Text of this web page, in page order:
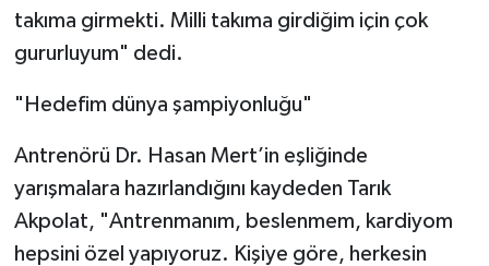
takıma girmekti. Milli takıma girdiğim için çok
gururluyum" dedi.
"Hedefim dünya şampiyonluğu"
Antrenörü Dr. Hasan Mert’in eşliğinde
yarışmalara hazırlandığını kaydeden Tarık
Akpolat, "Antrenmanım, beslenmem, kardiyom
hepsini özel yapıyoruz. Kişiye göre, herkesin